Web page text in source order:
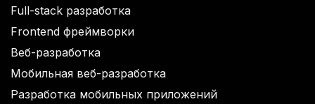
Full-stack разработка
Frontend фреймворки
Веб-разработка
Мобильная веб-разработка
Разработка мобильных приложений